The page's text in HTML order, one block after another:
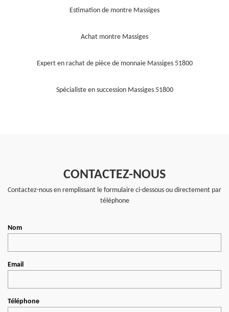
Estimation de montre Massiges
Achat montre Massiges
Expert en rachat de pièce de monnaie Massiges 51800
Spécialiste en succession Massiges 51800
CONTACTEZ-NOUS
Contactez-nous en remplissant le formulaire ci-dessous ou directement par
téléphone
Nom
Email
Téléphone